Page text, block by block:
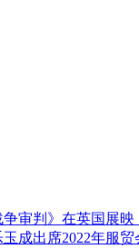
审判》在英国展
成出席2022年服